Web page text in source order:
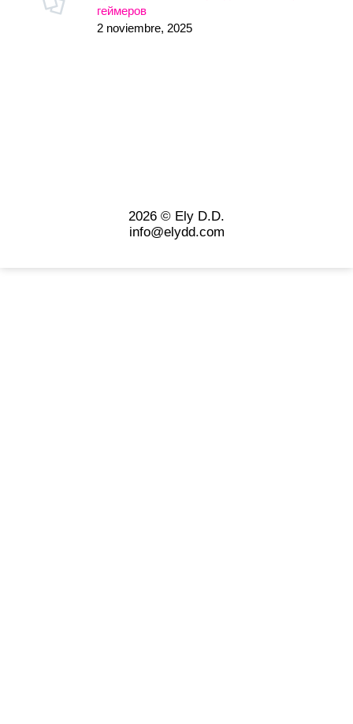
геймеров
2 noviembre, 2025
2026 © Ely D.D.
info@elydd.com